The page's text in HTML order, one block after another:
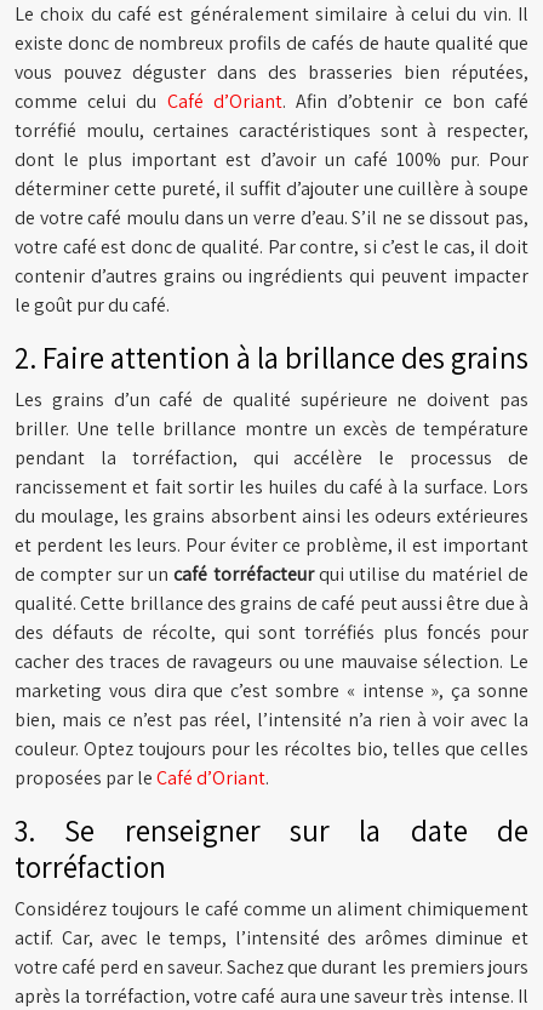
Le choix du café est généralement similaire à celui du vin. Il
existe donc de nombreux profils de cafés de haute qualité que
vous pouvez déguster dans des brasseries bien réputées,
comme celui du Café d’Oriant. Afin d’obtenir ce bon café
torréfié moulu, certaines caractéristiques sont à respecter,
dont le plus important est d’avoir un café 100% pur. Pour
déterminer cette pureté, il suffit d’ajouter une cuillère à soupe
de votre café moulu dans un verre d’eau. S’il ne se dissout pas,
votre café est donc de qualité. Par contre, si c’est le cas, il doit
contenir d’autres grains ou ingrédients qui peuvent impacter
le goût pur du café.
2. Faire attention à la brillance des grains
Les grains d’un café de qualité supérieure ne doivent pas
briller. Une telle brillance montre un excès de température
pendant la torréfaction, qui accélère le processus de
rancissement et fait sortir les huiles du café à la surface. Lors
du moulage, les grains absorbent ainsi les odeurs extérieures
et perdent les leurs. Pour éviter ce problème, il est important
de compter sur uncafé torréfacteurqui utilise du matériel de
qualité. Cette brillance des grains de café peut aussi être due à
des défauts de récolte, qui sont torréfiés plus foncés pour
cacher des traces de ravageurs ou une mauvaise sélection. Le
marketing vous dira que c’est sombre « intense », ça sonne
bien, mais ce n’est pas réel, l’intensité n’a rien à voir avec la
couleur. Optez toujours pour les récoltes bio, telles que celles
proposées par leCafé d’Oriant.
3. Se renseigner sur la date de
torréfaction
Considérez toujours le café comme un aliment chimiquement
actif. Car, avec le temps, l’intensité des arômes diminue et
votre café perd en saveur. Sachez que durant les premiers jours
après la torréfaction, votre café aura une saveur très intense. Il